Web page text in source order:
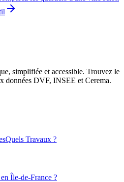
simplifiée et accessible. Trouvez le
données DVF, INSEE et Cerema.
Quels Travaux ?
Île-de-France ?